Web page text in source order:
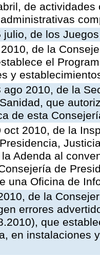
de
julio, de los
de la
el
y
ago 2010, de la
que
de esta
oct 2010, de la
Adenda al
de
una Oficina de
de la
errores
que
en instalaciones